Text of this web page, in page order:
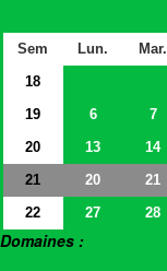
Sem Lun. Mar.
18
19
6 7
20
13 14
21
20 21
22
27 28
Domaines :